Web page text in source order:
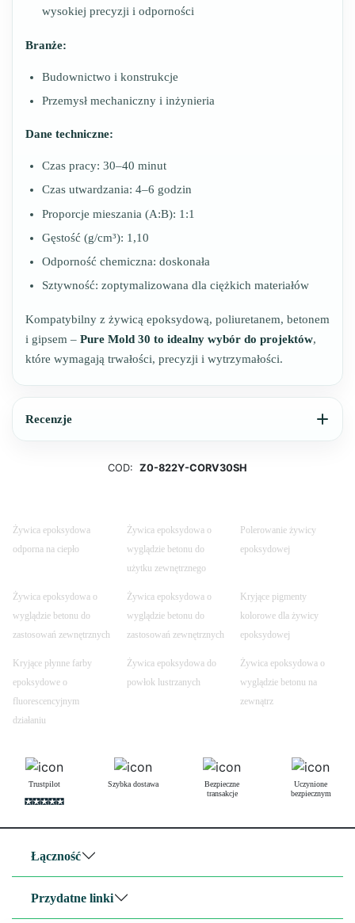
wysokiej precyzji i odporności
Branże:
Budownictwo i konstrukcje
Przemysł mechaniczny i inżynieria
Dane techniczne:
Czas pracy: 30–40 minut
Czas utwardzania: 4–6 godzin
Proporcje mieszania (A:B): 1:1
Gęstość (g/cm³): 1,10
Odporność chemiczna: doskonała
Sztywność: zoptymalizowana dla ciężkich materiałów
Kompatybilny z żywicą epoksydową, poliuretanem, betonem
i gipsem – Pure Mold 30 to idealny wybór do projektów,
które wymagają trwałości, precyzji i wytrzymałości.
Recenzje
COD: Z0-822Y-CORV30SH
Żywica epoksydowa
odporna na ciepło
Żywica epoksydowa o
wyglądzie betonu do
użytku zewnętrznego
Polerowanie żywicy
epoksydowej
Żywica epoksydowa o
wyglądzie betonu do
zastosowań zewnętrznych
Żywica epoksydowa o
wyglądzie betonu do
zastosowań zewnętrznych
Kryjące pigmenty
kolorowe dla żywicy
epoksydowej
Kryjące płynne farby
epoksydowe o
fluorescencyjnym
działaniu
Żywica epoksydowa do
powłok lustrzanych
Żywica epoksydowa o
wyglądzie betonu na
zewnątrz
Trustpilot Szybka dostawa
Bezpieczne
transakcje
Uczynione
bezpiecznym
Łączność
Przydatne linki